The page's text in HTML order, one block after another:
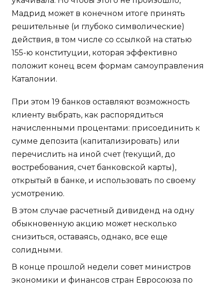
Мадрид может в конечном итоге принять
решительные (и глубоко символические)
действия, в том числе со ссылкой на статью
155-ю конституции, которая эффективно
положит конец всем формам самоуправления
Каталонии.
При этом 19 банков оставляют возможность
клиенту выбрать, как распорядиться
начисленными процентами: присоединить к
сумме депозита (капитализировать) или
перечислить на иной счет (текущий, до
востребования, счет банковской карты),
открытый в банке, и использовать по своему
усмотрению.
В этом случае расчетный дивиденд на одну
обыкновенную акцию может несколько
снизиться, оставаясь, однако, все еще
солидными.
В конце прошлой недели совет министров
экономики и финансов стран Евросоюза по